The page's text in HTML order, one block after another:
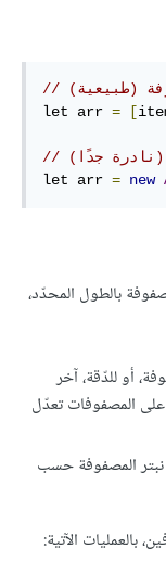
(طبيعية)‏
let arr = [
let arr = new
بالطول المحدّد،
أو للدّقة، آخر
على المصفوفات تعدّل
المصفوفة حسب
بالعمليات الآتية: